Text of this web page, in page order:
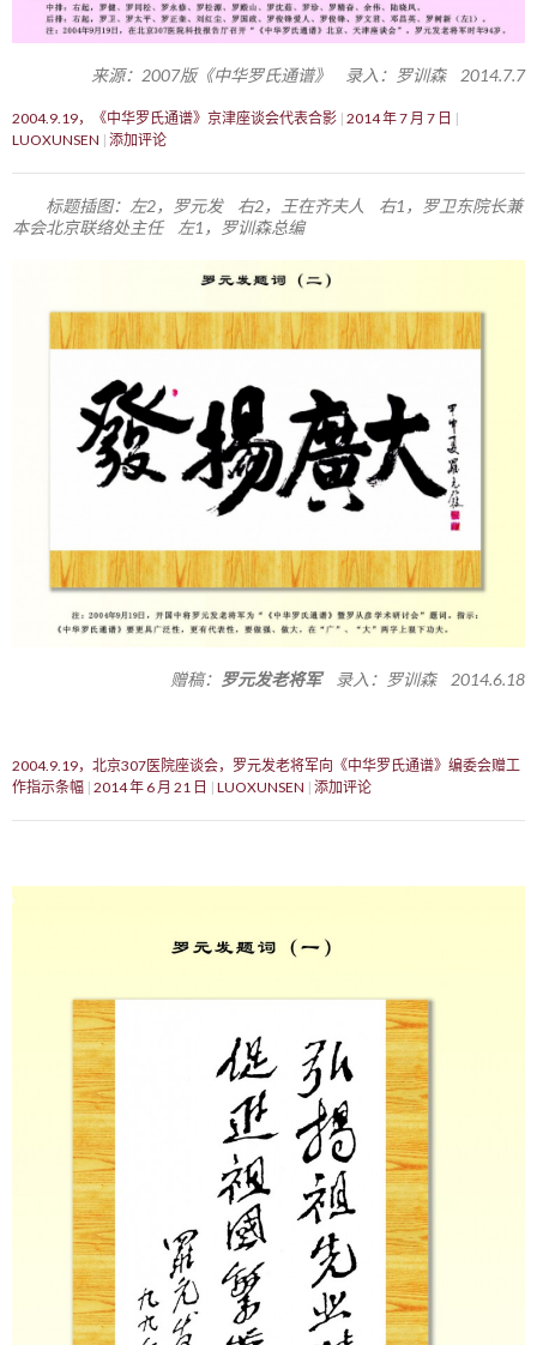
来源：2007版《中华罗氏通谱》 录入：罗训森 2014.7.7
2004.9.19，《中华罗氏通谱》京津座谈会代表合影 2014 年 7 月 7 日
LUOXUNSEN 添加评论
标题插图：左2，罗元发 右2，王在齐夫人 右1，罗卫东院长兼
本会北京联络处主任 左1，罗训森总编
赠稿： 罗元发老将军录入：罗训森 2014.6.18
2004.9.19，北京307医院座谈会，罗元发老将军向《中华罗氏通谱》编委会赠工
作指示条幅 2014 年 6 月 21 日 LUOXUNSEN 添加评论